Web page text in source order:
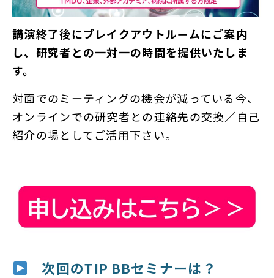
講演終了後にブレイクアウトルームにご案内
し、研究者との一対一の時間を提供いたしま
す。
対面でのミーティングの機会が減っている今、
オンラインでの研究者との連絡先の交換／自己
紹介の場としてご活用下さい。
次回のTIP BBセミナーは？